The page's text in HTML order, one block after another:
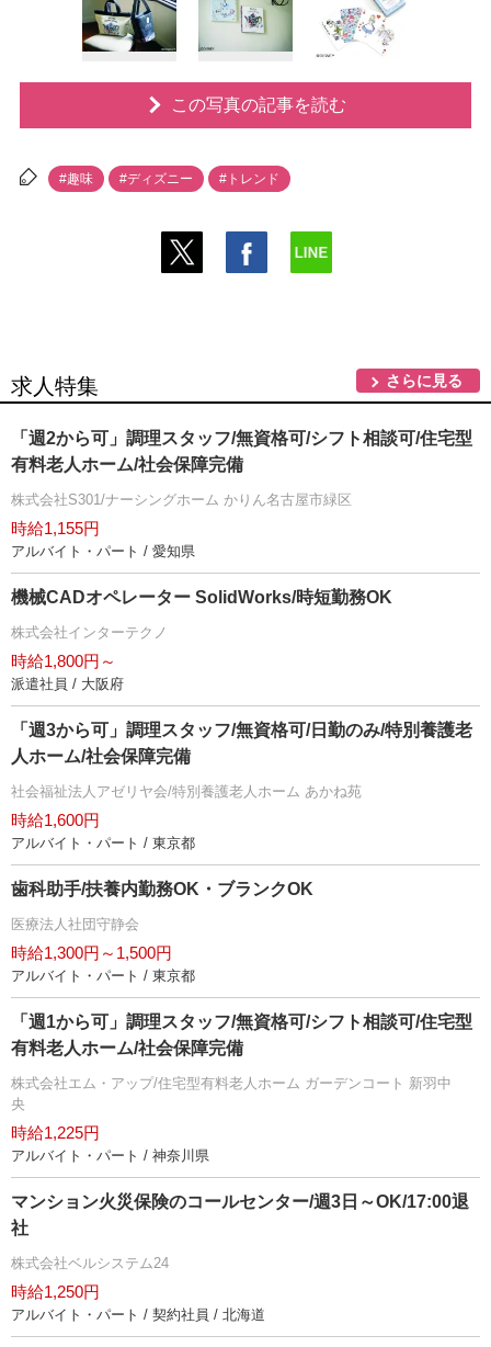
この写真の記事を読む
#趣味 #ディズニー #トレンド
求人特集 さらに見る
「週2から可」調理スタッフ/無資格可/シフト相談可/住宅型
有料老人ホーム/社会保障完備
株式会社S301/ナーシングホーム かりん名古屋市緑区
時給1,155円
アルバイト・パート / 愛知県
機械CADオペレーター SolidWorks/時短勤務OK
株式会社インターテクノ
時給1,800円～
派遣社員 / 大阪府
「週3から可」調理スタッフ/無資格可/日勤のみ/特別養護老
人ホーム/社会保障完備
社会福祉法人アゼリヤ会/特別養護老人ホーム あかね苑
時給1,600円
アルバイト・パート / 東京都
歯科助手/扶養内勤務OK・ブランクOK
医療法人社団守静会
時給1,300円～1,500円
アルバイト・パート / 東京都
「週1から可」調理スタッフ/無資格可/シフト相談可/住宅型
有料老人ホーム/社会保障完備
株式会社エム・アップ/住宅型有料老人ホーム ガーデンコート 新羽中
央
時給1,225円
アルバイト・パート / 神奈川県
マンション火災保険のコールセンター/週3日～OK/17:00退
社
株式会社ベルシステム24
時給1,250円
アルバイト・パート / 契約社員 / 北海道